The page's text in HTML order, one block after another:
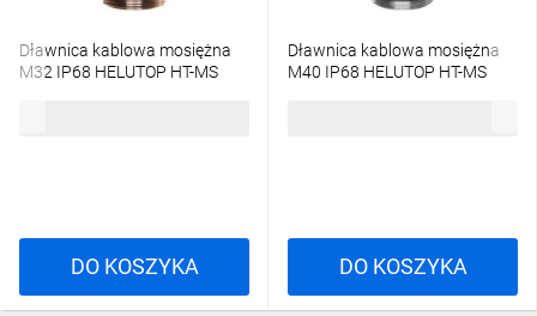
Dławnica kablowa mosiężna
M32 IP68 HELUTOP HT-MS
DO KOSZYKA
Dławnica kablowa mosiężna
M40 IP68 HELUTOP HT-MS
DO KOSZYKA